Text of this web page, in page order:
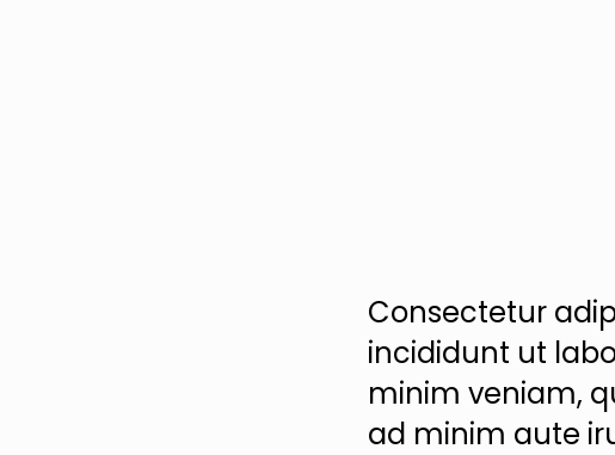
Consectetur
incididunt ut
minim veniam,
ad minim aute